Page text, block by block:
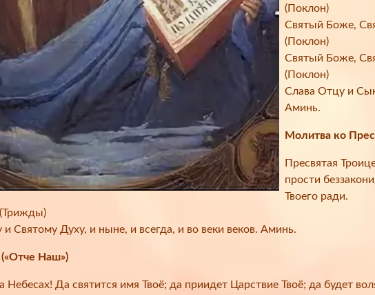
(Поклон)
Святый Боже,
(Поклон)
Святый Боже,
(Поклон)
Слава Отцу и
Аминь.
Молитва ко
Пресвятая
прости
Твоего ради.
Святому Духу, и ныне, и всегда, и во веки веков. Аминь.
Наш»)
Да святится имя Твоё; да приидет Царствие Твоё; да будет